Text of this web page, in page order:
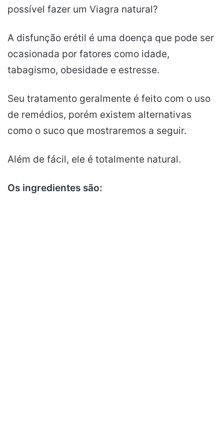
possível fazer um Viagra natural?
A disfunção erétil é uma doença que pode ser
ocasionada por fatores como idade,
tabagismo, obesidade e estresse.
Seu tratamento geralmente é feito com o uso
de remédios, porém existem alternativas
como o suco que mostraremos a seguir.
Além de fácil, ele é totalmente natural.
Os ingredientes são: